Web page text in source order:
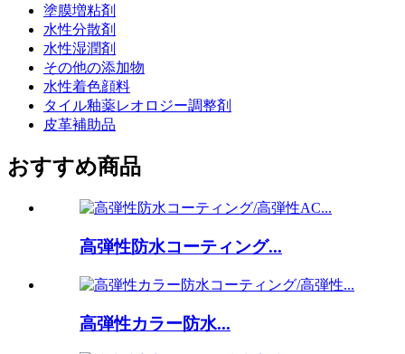
塗膜増粘剤
水性分散剤
水性湿潤剤
その他の添加物
水性着色顔料
タイル釉薬レオロジー調整剤
皮革補助品
おすすめ商品
高弾性防水コーティング...
高弾性カラー防水...